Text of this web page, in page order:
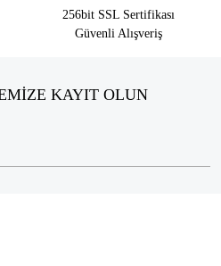
256bit SSL Sertifikası
Güvenli Alışveriş
KAYIT OLUN